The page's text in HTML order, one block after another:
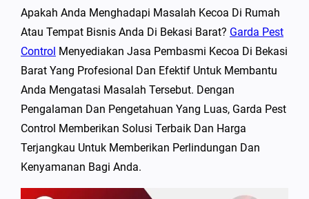
Apakah Anda Menghadapi Masalah Kecoa Di Rumah
Atau Tempat Bisnis Anda Di Bekasi Barat? Garda Pest
Control Menyediakan Jasa Pembasmi Kecoa Di Bekasi
Barat Yang Profesional Dan Efektif Untuk Membantu
Anda Mengatasi Masalah Tersebut. Dengan
Pengalaman Dan Pengetahuan Yang Luas, Garda Pest
Control Memberikan Solusi Terbaik Dan Harga
Terjangkau Untuk Memberikan Perlindungan Dan
Kenyamanan Bagi Anda.